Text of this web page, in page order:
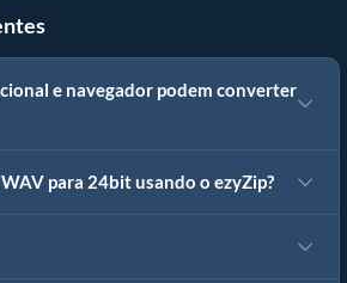
e navegador podem converter
para 24bit usando o ezyZip?